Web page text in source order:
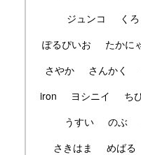
ジュンコ
く
ぽるぴいお
たかに
さやか
さんかく
iron
ヨシニイ ち
うすい
のぶ
さきはま
めばる